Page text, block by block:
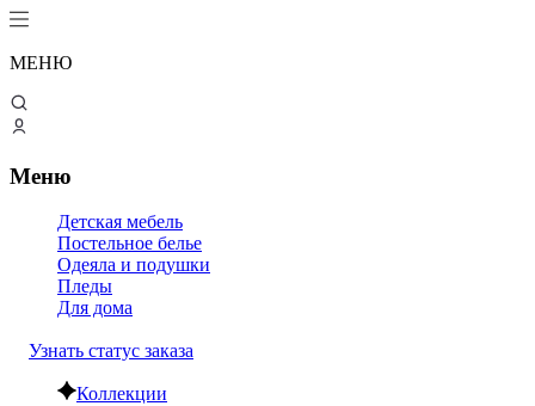
МЕНЮ
Меню
Детская мебель
Постельное белье
Одеяла и подушки
Пледы
Для дома
Узнать статус заказа
Коллекции